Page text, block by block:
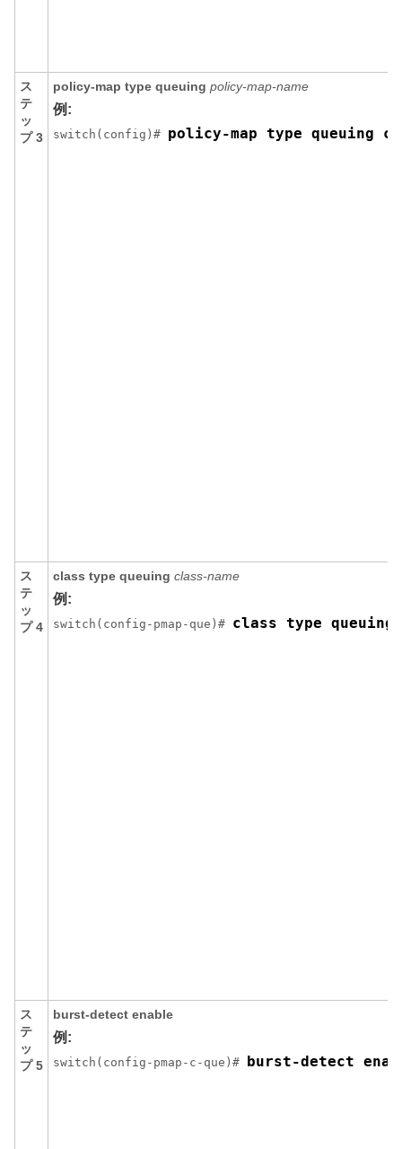
ス
テ
ッ
プ 3
policy-map type queuing policy-map-name
例:
switch(config)# policy-map type queuing
ス
テ
ッ
プ 4
class type queuing class-name
例:
switch(config-pmap-que)# class type
ス
テ
ッ
プ 5
burst-detect enable
例:
switch(config-pmap-c-que)# burst-detect